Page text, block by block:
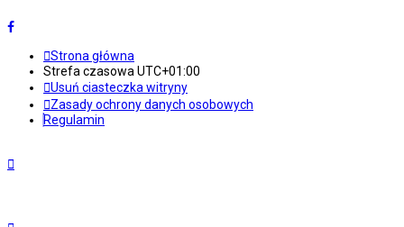
Strona główna
Strefa czasowa UTC+01:00
Usuń ciasteczka witryny
Zasady ochrony danych osobowych
Regulamin